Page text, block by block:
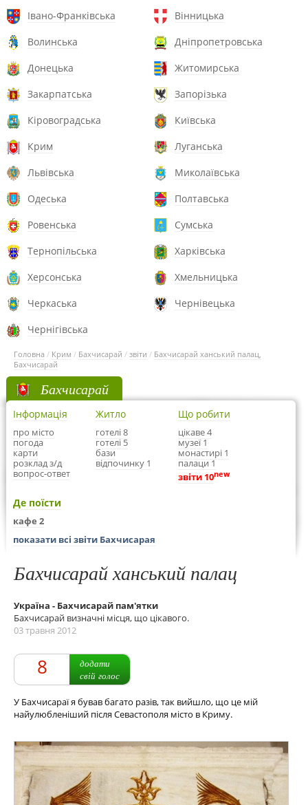
Івано-Франківська
Вінницька
Волинська
Дніпропетровська
Донецька
Житомирська
Закарпатська
Запорізька
Кіровоградська
Київська
Крим
Луганська
Львівська
Миколаївська
Одеська
Полтавська
Ровенська
Сумська
Тернопільська
Харківська
Херсонська
Хмельницька
Черкаська
Чернівецька
Чернігівська
Головна / Крим / Бахчисарай / звіти / Бахчисарай ханський палац,
Бахчисарай
Бахчисарай
Інформація
про місто
погода
карти
розклад з/д
вопрос-ответ
Житло
готелі 8
готелі 5
бази
відпочинку 1
Що робити
цікаве 4
музеї 1
монастирі 1
палаци 1
звіти 10new
Де поїсти
кафе 2
показати всі звіти Бахчисарая
Бахчисарай ханський палац
Україна - Бахчисарай пам'ятки
Бахчисарай визначні місця, що цікавого.
03 травня 2012
8
додати
свій голос
У Бахчисараї я бував багато разів, так вийшло, що це мій
найулюбленіший після Севастополя місто в Криму.